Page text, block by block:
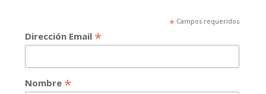
*Campos requeridos
Dirección Email *
Nombre *